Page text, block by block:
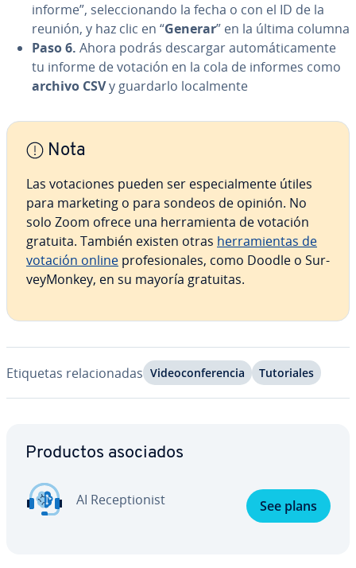
informe”, se­le­c­cio­na­n­do la fecha o con el ID de la
reunión, y haz clic en “Generar” en la última columna
Paso 6. Ahora podrás descargar au­to­má­ti­ca­me­n­te
tu informe de votación en la cola de informes como
archivo CSVy guardarlo lo­ca­l­me­n­te
Nota
Las vo­ta­cio­nes pueden ser es­pe­cia­l­me­n­te útiles
para marketing o para sondeos de opinión. No
solo Zoom ofrece una he­rra­mie­n­ta de votación
gratuita. También existen otras he­rra­mie­n­tas de
votación online pro­fe­sio­na­les, como Doodle o Su­r­
ve­y­Mo­n­key, en su mayoría gratuitas.
Etiquetas re­la­cio­na­das Vi­deo­co­n­fe­re­n­cia Tu­to­ria­les
Productos asociados
AI Re­ce­p­tio­ni­st See plans